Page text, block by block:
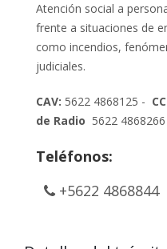
Atención social a
frente a situaciones de
como incendios,
judiciales.
CAV: 5622 4868125 -
de Radio 5622
Teléfonos:
+5622 4868844